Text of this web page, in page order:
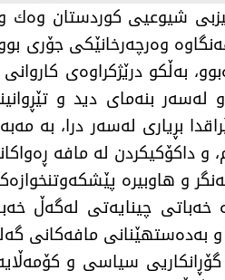
١٩٩٣]دا، ڕاگەیاندنی
ئازاری (١٩٩١) ڕاگەیەنرا. ئەم هەنگاوە
بەڵكو درێژكراوەی
بنەمای دید و
بڕیاری لەسەر درا، بە
داكۆكیكردن لە مافە
لایەنگر و هاوبیرە
خەباتی چینایەتی لەگەڵ
بەدەستهێنانی مافەكانی
سیاسی و